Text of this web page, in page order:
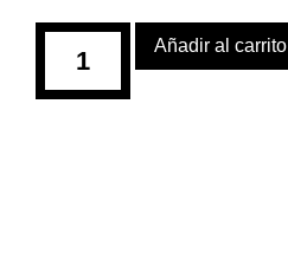
Añadir al carrito